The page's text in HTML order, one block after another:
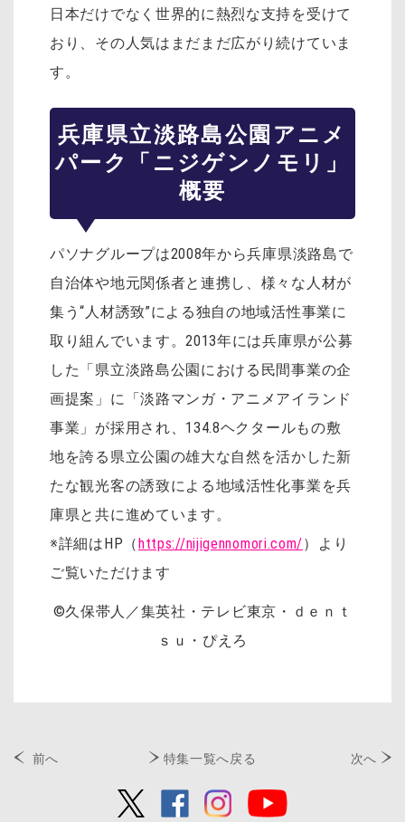
日本だけでなく世界的に熱烈な支持を受けて
おり、その人気はまだまだ広がり続けていま
す。
兵庫県立淡路島公園アニメ
パーク「ニジゲンノモリ」
概要
パソナグループは2008年から兵庫県淡路島で
自治体や地元関係者と連携し、様々な人材が
集う“人材誘致”による独自の地域活性事業に
取り組んでいます。2013年には兵庫県が公募
した「県立淡路島公園における民間事業の企
画提案」に「淡路マンガ・アニメアイランド
事業」が採用され、134.8ヘクタールもの敷
地を誇る県立公園の雄大な自然を活かした新
たな観光客の誘致による地域活性化事業を兵
庫県と共に進めています。
※詳細はHP（https://nijigennomori.com/）より
ご覧いただけます
©久保帯人／集英社・テレビ東京・ｄｅｎｔ
ｓｕ・ぴえろ
前へ 特集一覧へ戻る 次へ